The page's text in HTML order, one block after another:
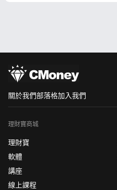
關於我們部落格加入我們
理財寶商城
理財寶
軟體
講座
線上課程